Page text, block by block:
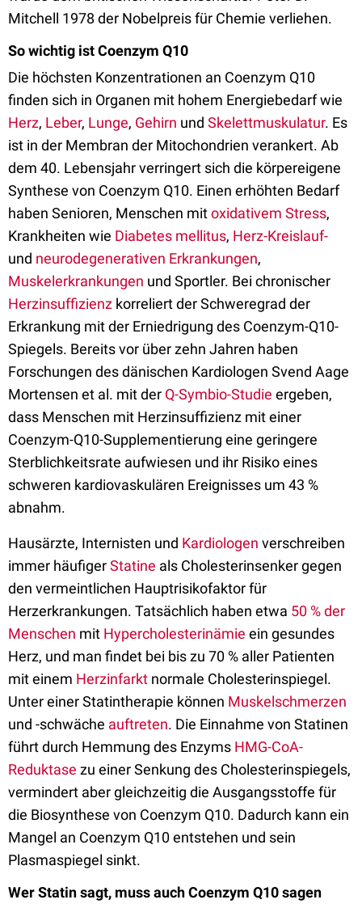
Mitchell 1978 der Nobelpreis für Chemie verliehen.
So wichtig ist Coenzym Q10
Die höchsten Konzentrationen an Coenzym Q10
finden sich in Organen mit hohem Energiebedarf wie
Herz, Leber, Lunge, Gehirn und Skelettmuskulatur. Es
ist in der Membran der Mitochondrien verankert. Ab
dem 40. Lebensjahr verringert sich die körpereigene
Synthese von Coenzym Q10. Einen erhöhten Bedarf
haben Senioren, Menschen mitoxidativem Stress,
Krankheiten wie Diabetes mellitus, Herz-Kreislauf-
und neurodegenerativen Erkrankungen,
Muskelerkrankungen und Sportler. Bei chronischer
Herzinsuffizienz korreliert der Schweregrad der
Erkrankung mit der Erniedrigung des Coenzym-Q10-
Spiegels. Bereits vor über zehn Jahren haben
Forschungen des dänischen Kardiologen Svend Aage
Mortensen et al. mit der Q-Symbio-Studie ergeben,
dass Menschen mit Herzinsuffizienz mit einer
Coenzym-Q10-Supplementierung eine geringere
Sterblichkeitsrate aufwiesen und ihr Risiko eines
schweren kardiovaskulären Ereignisses um 43 %
abnahm.
Hausärzte, Internisten und Kardiologen verschreiben
immer häufigerStatine als Cholesterinsenker gegen
den vermeintlichen Hauptrisikofaktor für
Herzerkrankungen. Tatsächlich haben etwa 50 % der
Menschen mit Hypercholesterinämie ein gesundes
Herz, und man findet bei bis zu 70 % aller Patienten
mit einem Herzinfarkt normale Cholesterinspiegel.
Unter einer Statintherapie können Muskelschmerzen
und -schwäche auftreten. Die Einnahme von Statinen
führt durch Hemmung des Enzyms HMG-CoA-
Reduktase zu einer Senkung des Cholesterinspiegels,
vermindert aber gleichzeitig die Ausgangsstoffe für
die Biosynthese von Coenzym Q10. Dadurch kann ein
Mangel an Coenzym Q10 entstehen und sein
Plasmaspiegel sinkt.
Wer Statin sagt, muss auch Coenzym Q10 sagen